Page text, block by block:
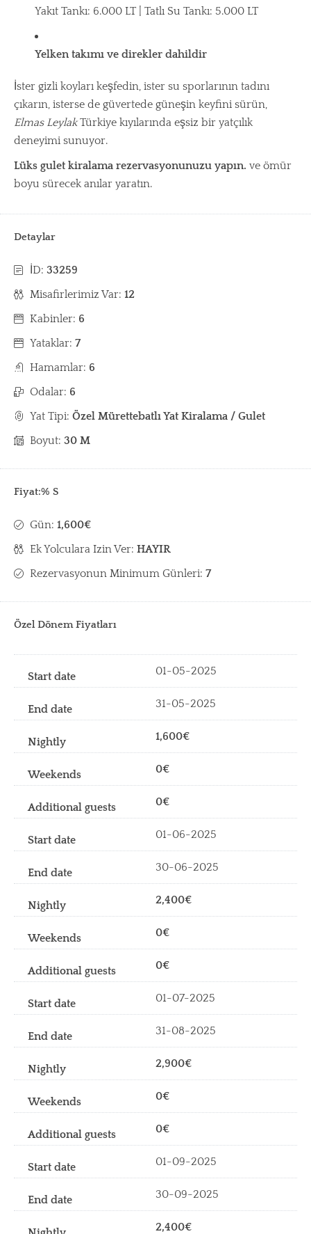
Yakıt Tankı: 6.000 LT | Tatlı Su Tankı: 5.000 LT
Yelken takımı ve direkler dahildir
İster gizli koyları keşfedin, ister su sporlarının tadını
çıkarın, isterse de güvertede güneşin keyfini sürün,
Elmas LeylakTürkiye kıyılarında eşsiz bir yatçılık
deneyimi sunuyor.
Lüks gulet kiralama rezervasyonunuzu yapın. ve ömür
boyu sürecek anılar yaratın.
Detaylar
İD: 33259
Misafirlerimiz Var: 12
Kabinler: 6
Yataklar: 7
Hamamlar: 6
Odalar: 6
Yat Tipi: Özel Mürettebatlı Yat Kiralama / Gulet
Boyut: 30 M
Fiyat:% S
Gün: 1,600€
Ek Yolculara Izin Ver: HAYIR
Rezervasyonun Minimum Günleri: 7
Özel Dönem Fiyatları
01-05-2025
31-05-2025
1,600€
0€
0€
01-06-2025
30-06-2025
2,400€
0€
0€
01-07-2025
31-08-2025
2,900€
0€
0€
01-09-2025
30-09-2025
2,400€